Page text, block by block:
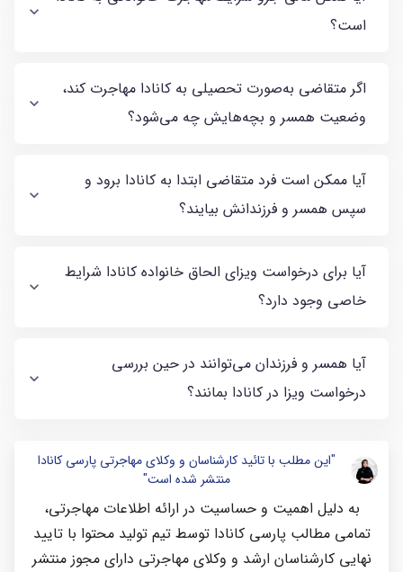
است؟
اگر متقاضی به‌صورت تحصیلی به کانادا مهاجرت کند،
وضعیت همسر و بچه‌هایش چه می‌شود؟
آیا ممکن است فرد متقاضی ابتدا به کانادا برود و
سپس همسر و فرزندانش بیایند؟
آیا برای درخواست ویزای الحاق خانواده کانادا شرایط
خاصی وجود دارد؟
آیا همسر و فرزندان می‌توانند در حین بررسی
درخواست ویزا در کانادا بمانند؟
"این مطلب با تائید کارشناسان و وکلای مهاجرتی پارسی کانادا
منتشر شده است"
به دلیل اهمیت و حساسیت در ارائه اطلاعات مهاجرتی،
تمامی مطالب پارسی کانادا توسط تیم تولید محتوا با تایید
نهایی کارشناسان ارشد و وکلای مهاجرتی دارای مجوز منتشر